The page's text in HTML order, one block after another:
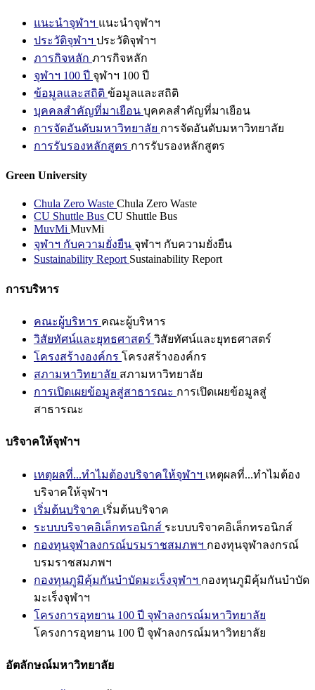
แนะนำจุฬาฯ แนะนำจุฬาฯ
ประวัติจุฬาฯ ประวัติจุฬาฯ
ภารกิจหลัก ภารกิจหลัก
จุฬาฯ 100 ปี จุฬาฯ 100 ปี
ข้อมูลและสถิติ ข้อมูลและสถิติ
บุคคลสำคัญที่มาเยือน บุคคลสำคัญที่มาเยือน
การจัดอันดับมหาวิทยาลัย การจัดอันดับมหาวิทยาลัย
การรับรองหลักสูตร การรับรองหลักสูตร
Green University
Chula Zero Waste Chula Zero Waste
CU Shuttle Bus CU Shuttle Bus
MuvMi MuvMi
จุฬาฯ กับความยั่งยืน จุฬาฯ กับความยั่งยืน
Sustainability Report Sustainability Report
การบริหาร
คณะผู้บริหาร คณะผู้บริหาร
วิสัยทัศน์และยุทธศาสตร์ วิสัยทัศน์และยุทธศาสตร์
โครงสร้างองค์กร โครงสร้างองค์กร
สภามหาวิทยาลัย สภามหาวิทยาลัย
การเปิดเผยข้อมูลสู่สาธารณะ การเปิดเผยข้อมูลสู่
สาธารณะ
บริจาคให้จุฬาฯ
เหตุผลที่...ทำไมต้องบริจาคให้จุฬาฯ เหตุผลที่...ทำไมต้อง
บริจาคให้จุฬาฯ
เริ่มต้นบริจาค เริ่มต้นบริจาค
ระบบบริจาคอิเล็กทรอนิกส์ ระบบบริจาคอิเล็กทรอนิกส์
กองทุนจุฬาลงกรณ์บรมราชสมภพฯ กองทุนจุฬาลงกรณ์
บรมราชสมภพฯ
กองทุนภูมิคุ้มกันบำบัดมะเร็งจุฬาฯ กองทุนภูมิคุ้มกันบำบัด
มะเร็งจุฬาฯ
โครงการอุทยาน 100 ปี จุฬาลงกรณ์มหาวิทยาลัย
โครงการอุทยาน 100 ปี จุฬาลงกรณ์มหาวิทยาลัย
อัตลักษณ์มหาวิทยาลัย